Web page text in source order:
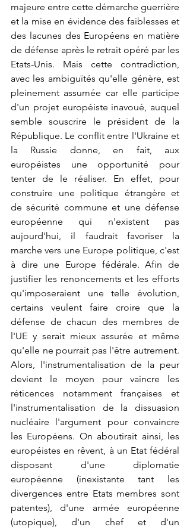
majeure entre cette démarche guerrière
et la mise en évidence des faiblesses et
des lacunes des Européens en matière
de défense après le retrait opéré par les
Etats-Unis. Mais cette contradiction,
avec les ambiguïtés qu'elle génère, est
pleinement assumée car elle participe
d'un projet européiste inavoué, auquel
semble souscrire le président de la
République. Le conflit entre l'Ukraine et
la Russie donne, en fait, aux
européistes une opportunité pour
tenter de le réaliser. En effet, pour
construire une politique étrangère et
de sécurité commune et une défense
européenne qui n'existent pas
aujourd'hui, il faudrait favoriser la
marche vers une Europe politique, c'est
à dire une Europe fédérale. Afin de
justifier les renoncements et les efforts
qu'imposeraient une telle évolution,
certains veulent faire croire que la
défense de chacun des membres de
l'UE y serait mieux assurée et même
qu'elle ne pourrait pas l'être autrement.
Alors, l'instrumentalisation de la peur
devient le moyen pour vaincre les
réticences notamment françaises et
l'instrumentalisation de la dissuasion
nucléaire l'argument pour convaincre
les Européens. On aboutirait ainsi, les
européistes en rêvent, à un Etat fédéral
disposant d'une diplomatie
européenne (inexistante tant les
divergences entre Etats membres sont
patentes), d'une armée européenne
(utopique), d'un chef et d'un